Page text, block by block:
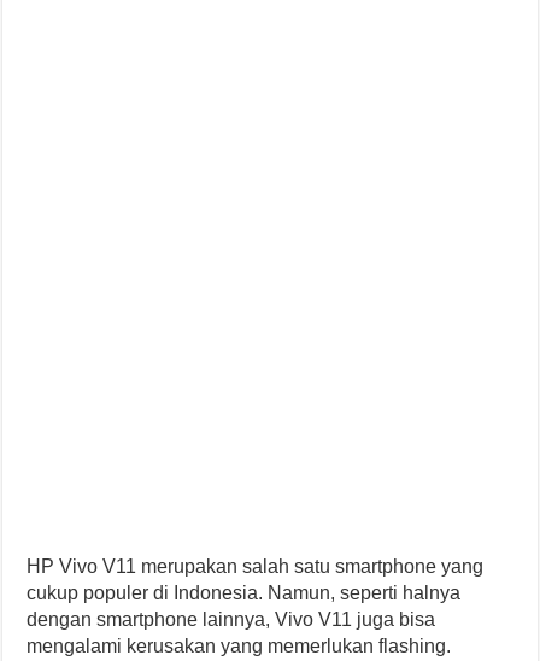
HP Vivo V11 merupakan salah satu smartphone yang
cukup populer di Indonesia. Namun, seperti halnya
dengan smartphone lainnya, Vivo V11 juga bisa
mengalami kerusakan yang memerlukan flashing.